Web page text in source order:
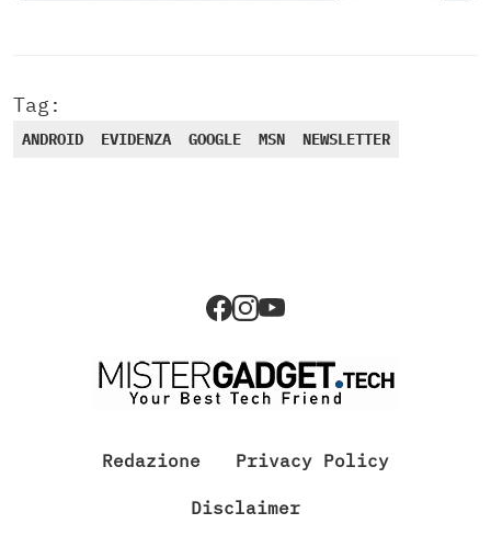
Tag:
ANDROID EVIDENZA GOOGLE MSN NEWSLETTER
Redazione Privacy Policy
Disclaimer